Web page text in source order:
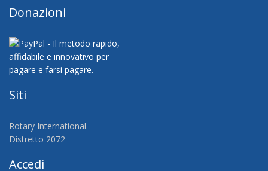
Donazioni
Siti
Rotary International
Distretto 2072
Accedi